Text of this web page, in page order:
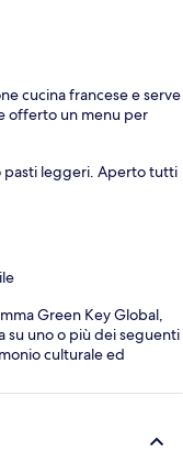
cucina francese e serve
offerto un menu per
pasti leggeri. Aperto tutti
Green Key Global,
su uno o più dei seguenti
culturale ed